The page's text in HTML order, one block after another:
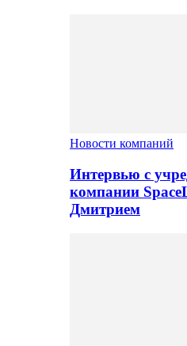
Новости компаний
Интервью с
компании
Дмитрием